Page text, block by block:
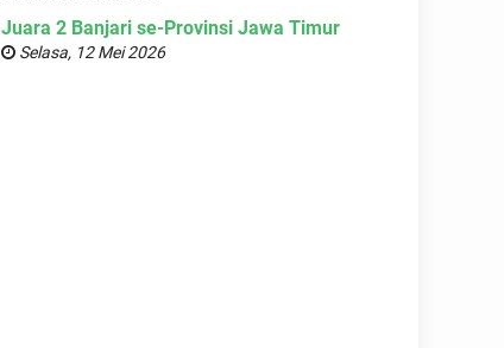
Juara 2 Banjari se-Provinsi Jawa Timur
Selasa, 12 Mei 2026